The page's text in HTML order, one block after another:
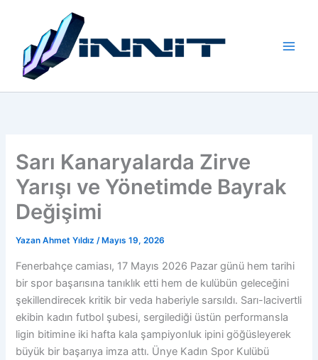
Sarı Kanaryalarda Zirve
Yarışı ve Yönetimde Bayrak
Değişimi
Yazan Ahmet Yıldız/ Mayıs 19, 2026
Fenerbahçe camiası, 17 Mayıs 2026 Pazar günü hem tarihi
bir spor başarısına tanıklık etti hem de kulübün geleceğini
şekillendirecek kritik bir veda haberiyle sarsıldı. Sarı-lacivertli
ekibin kadın futbol şubesi, sergilediği üstün performansla
ligin bitimine iki hafta kala şampiyonluk ipini göğüsleyerek
büyük bir başarıya imza attı. Ünye Kadın Spor Kulübü